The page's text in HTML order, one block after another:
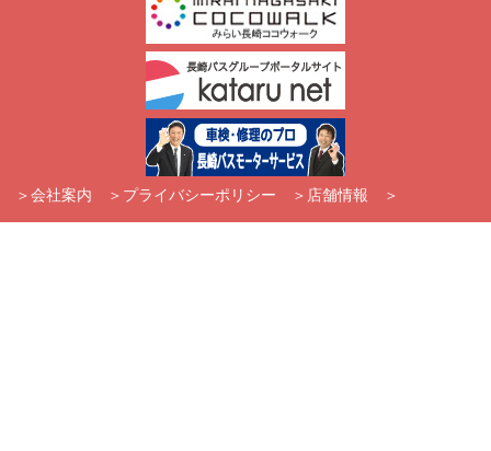
＞会社案内 ＞ プライバシーポリシー ＞ 店舗情報 ＞